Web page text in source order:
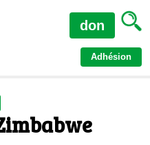
Adhésion
don